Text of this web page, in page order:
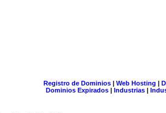
Registro de Dominios| Web Hosting |
Dominios Expirados | Industrias |